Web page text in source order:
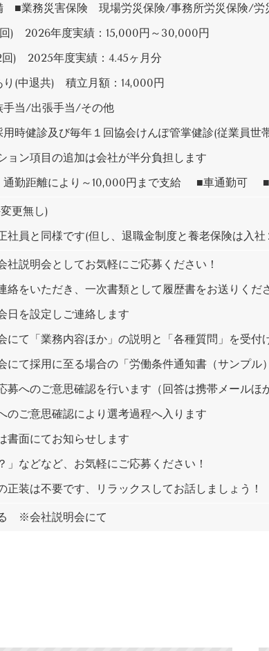
■業務災害保険 現場労災保険/事務所労災保険/労
回) 2026年度実績：15,000円～30,000円
回) 2025年度実績：4.45ヶ月分
り(中退共) 積立月額：14,000円
当/出張手当/その他
時健診及び毎年１回協会けんぽ管掌健診(従業員世
ン項目の追加は会社が半分負担します
通勤距離により～10,000円まで支給 ■車通勤可 ■
更無し)
社員と同様です(但し、退職金制度と養老保険は入
説明会としてお気軽にご応募ください！
をいただき、一次書類として履歴書をお送りくだ
を設定しご連絡します
て「業務内容ほか」の説明と「各種質問」を受付
て採用に至る場合の「労働条件通知書（サンプル
募へのご意思確認を行います（回答は携帯メールほ
ご意思確認により選考過程へ入ります
面にてお知らせします
」などなど、お気軽にご応募ください！
正装は不要です、リラックスしてお話しましょう！
※会社説明会にて